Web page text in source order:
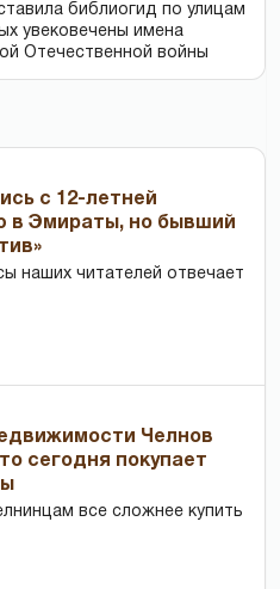
библиогид по улицам
увековечены имена
Отечественной войны
с 12-летней
в Эмираты, но бывший
наших читателей отвечает
Челнов
сегодня покупает
все сложнее купить